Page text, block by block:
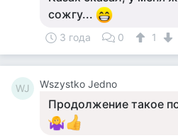
сожгу...
3 года 0 1
WJ Wszystko Jedno
Продолжение такое